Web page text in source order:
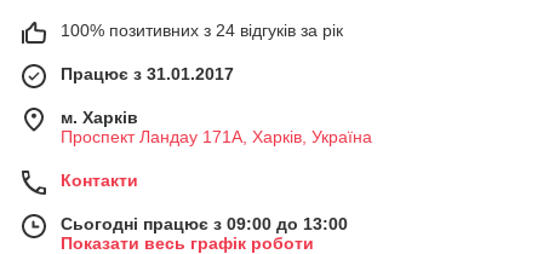
100% позитивних з 24 відгуків за рік
Працює з 31.01.2017
м. Харків
Проспект Ландау 171А, Харків, Україна
Контакти
Сьогодні працює з 09:00 до 13:00
Показати весь графік роботи